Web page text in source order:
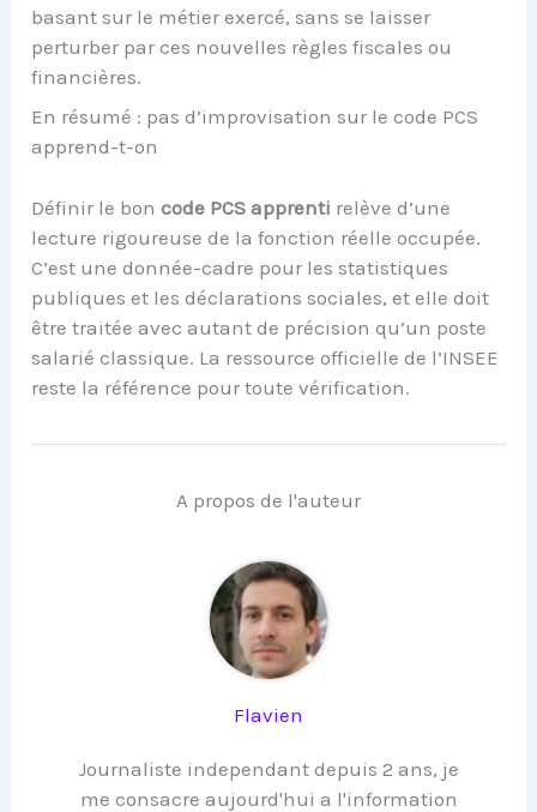
basant sur le métier exercé, sans se laisser
perturber par ces nouvelles règles fiscales ou
financières.
En résumé : pas d’improvisation sur le code PCS
apprend-t-on
Définir le boncode PCS apprenti relève d’une
lecture rigoureuse de la fonction réelle occupée.
C’est une donnée-cadre pour les statistiques
publiques et les déclarations sociales, et elle doit
être traitée avec autant de précision qu’un poste
salarié classique. La ressource officielle de l’INSEE
reste la référence pour toute vérification.
A propos de l'auteur
Flavien
Journaliste independant depuis 2 ans, je
me consacre aujourd'hui a l'information